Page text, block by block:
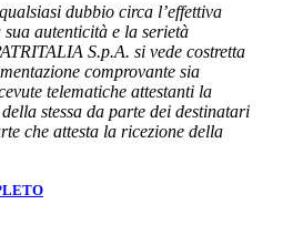
dubbio circa l’effettiva
autenticità e la serietà
S.p.A. si vede costretta
comprovante sia
telematiche attestanti la
stessa da parte dei destinatari
che attesta la ricezione della